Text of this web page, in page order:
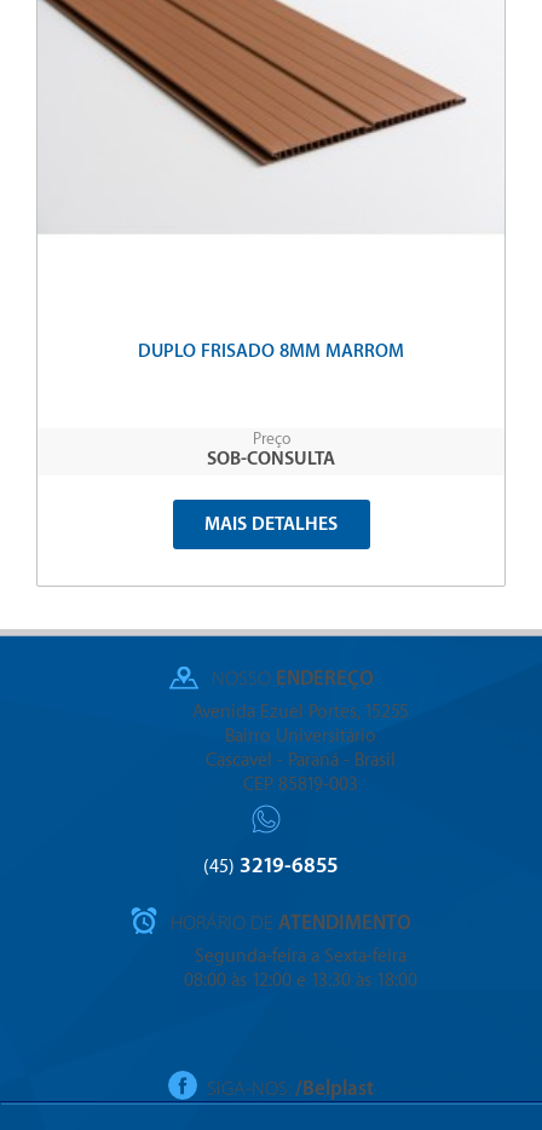
DUPLO FRISADO 8MM MARROM
Preço
SOB-CONSULTA
MAIS DETALHES
NOSSO ENDEREÇO
Avenida Ezuel Portes, 15255
Bairro Universitário
Cascavel - Paraná - Brasil
CEP 85819-003
(45) 3219-6855
HORÁRIO DE ATENDIMENTO
Segunda-feira a Sexta-feira
08:00 às 12:00 e 13:30 às 18:00
SIGA-NOS: /Belplast